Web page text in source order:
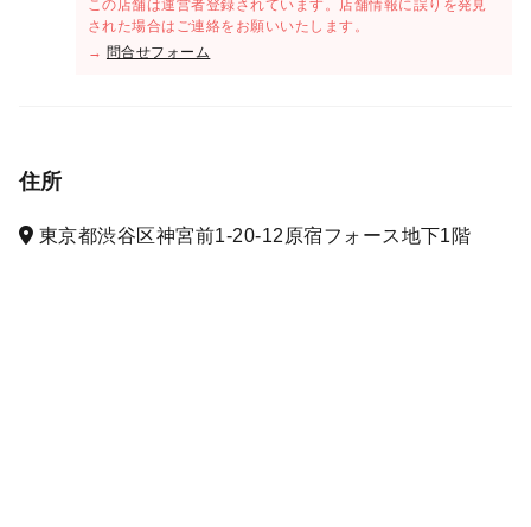
この店舗は運営者登録されています。店舗情報に誤りを発見
された場合はご連絡をお願いいたします。
→ 問合せフォーム
住所
東京都渋谷区神宮前1-20-12原宿フォース地下1階